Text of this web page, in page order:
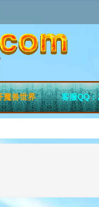
魔兽世界 客服QQ